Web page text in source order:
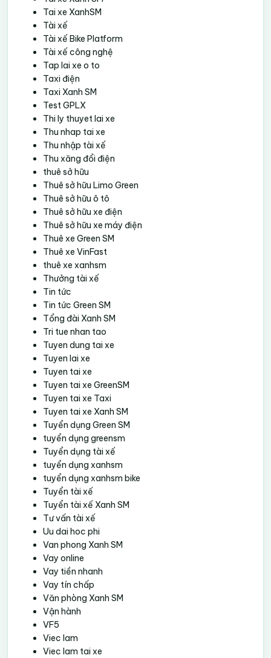
Tai xe XanhSM
Tài xế
Tài xế Bike Platform
Tài xế công nghệ
Tap lai xe o to
Taxi điện
Taxi Xanh SM
Test GPLX
Thi ly thuyet lai xe
Thu nhap tai xe
Thu nhập tài xế
Thu xăng đổi điện
thuê sở hữu
Thuê sở hữu Limo Green
Thuê sở hữu ô tô
Thuê sở hữu xe điện
Thuê sở hữu xe máy điện
Thuê xe Green SM
Thuê xe VinFast
thuê xe xanhsm
Thưởng tài xế
Tin tức
Tin tức Green SM
Tổng đài Xanh SM
Tri tue nhan tao
Tuyen dung tai xe
Tuyen lai xe
Tuyen tai xe
Tuyen tai xe GreenSM
Tuyen tai xe Taxi
Tuyen tai xe Xanh SM
Tuyển dụng Green SM
tuyển dụng greensm
Tuyển dụng tài xế
tuyển dụng xanhsm
tuyển dụng xanhsm bike
Tuyển tài xế
Tuyển tài xế Xanh SM
Tư vấn tài xế
Uu dai hoc phi
Van phong Xanh SM
Vay online
Vay tiền nhanh
Vay tín chấp
Văn phòng Xanh SM
Vận hành
VF5
Viec lam
Viec lam tai xe